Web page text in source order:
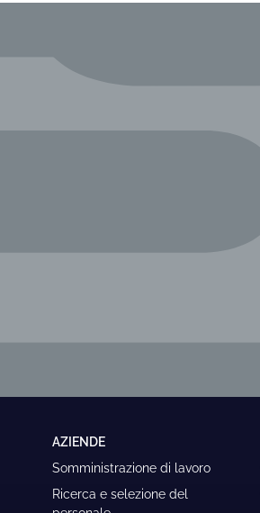
AZIENDE
Somministrazione di lavoro
Ricerca e selezione del